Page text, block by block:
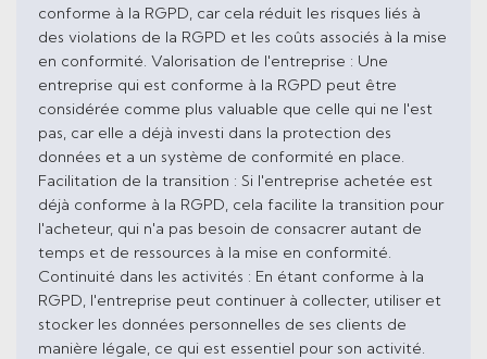
conforme à la RGPD, car cela réduit les risques liés à
des violations de la RGPD et les coûts associés à la mise
en conformité. Valorisation de l'entreprise : Une
entreprise qui est conforme à la RGPD peut être
considérée comme plus valuable que celle qui ne l'est
pas, car elle a déjà investi dans la protection des
données et a un système de conformité en place.
Facilitation de la transition : Si l'entreprise achetée est
déjà conforme à la RGPD, cela facilite la transition pour
l'acheteur, qui n'a pas besoin de consacrer autant de
temps et de ressources à la mise en conformité.
Continuité dans les activités : En étant conforme à la
RGPD, l'entreprise peut continuer à collecter, utiliser et
stocker les données personnelles de ses clients de
manière légale, ce qui est essentiel pour son activité.